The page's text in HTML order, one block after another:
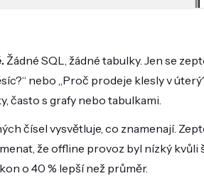
Žádné SQL, žádné tabulky. Jen se
nebo „Proč prodeje klesly v
často s grafy nebo tabulkami.
čísel vysvětluje, co znamenají.
že offline provoz byl nízký kvůli
o 40 % lepší než průměr.